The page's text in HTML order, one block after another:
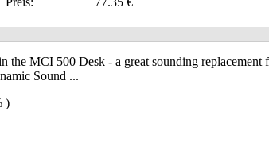
the MCI 500 Desk - a great sounding
Sound ...
)